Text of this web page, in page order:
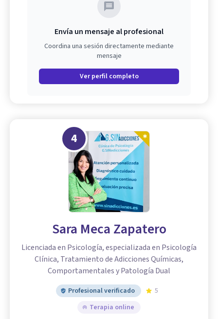
Envía un mensaje al profesional
Coordina una sesión directamente mediante
mensaje
Ver perfil completo
4
Sara Meca Zapatero
Licenciada en Psicología, especializada en Psicología
Clínica, Tratamiento de Adicciones Químicas,
Comportamentales y Patología Dual
Profesional verificado
5
Terapia online